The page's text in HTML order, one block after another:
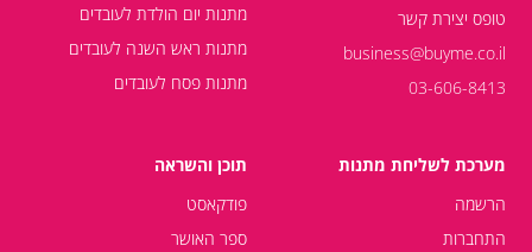
טופס יצירת קשר
business@buyme.co.il
03-606-8413
מתנות יום הולדת לעובדים
מתנות ראש השנה לעובדים
מתנות פסח לעובדים
מערכת לשליחת מתנות
הרשמה
התחברות
תוכן והשראה
פודקאסט
ספר האושר